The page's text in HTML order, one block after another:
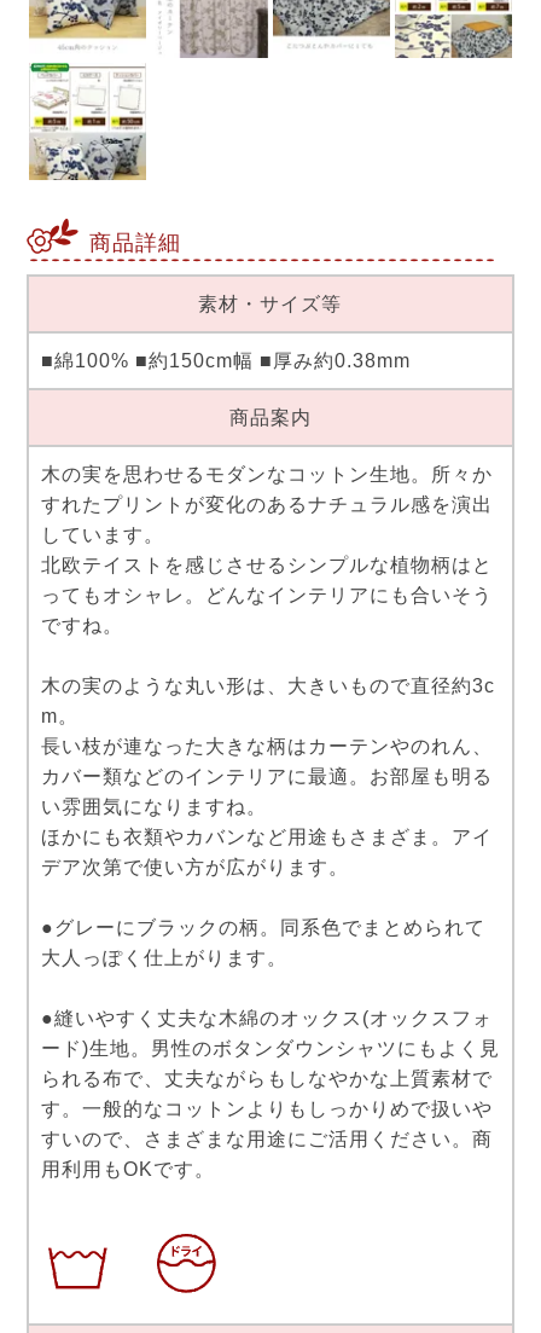
商品詳細
素材・サイズ等
■綿100% ■約150cm幅 ■厚み約0.38mm
商品案内
木の実を思わせるモダンなコットン生地。所々か
すれたプリントが変化のあるナチュラル感を演出
しています。
北欧テイストを感じさせるシンプルな植物柄はと
ってもオシャレ。どんなインテリアにも合いそう
ですね。
木の実のような丸い形は、大きいもので直径約3c
m。
長い枝が連なった大きな柄はカーテンやのれん、
カバー類などのインテリアに最適。お部屋も明る
い雰囲気になりますね。
ほかにも衣類やカバンなど用途もさまざま。アイ
デア次第で使い方が広がります。
●グレーにブラックの柄。同系色でまとめられて
大人っぽく仕上がります。
●縫いやすく丈夫な木綿のオックス(オックスフォ
ード)生地。男性のボタンダウンシャツにもよく見
られる布で、丈夫ながらもしなやかな上質素材で
す。一般的なコットンよりもしっかりめで扱いや
すいので、さまざまな用途にご活用ください。商
用利用もOKです。